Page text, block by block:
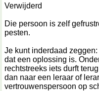
Verwijderd
Die persoon is zelf
pesten.
Je kunt inderdaad
dat een oplossing is.
rechtstreeks iets durft
dan naar een leraar of
vertrouwenspersoon op